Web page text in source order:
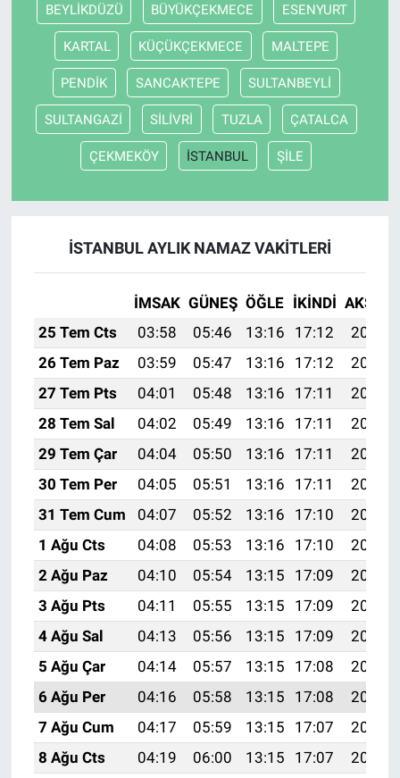
BEYLİKDÜZÜ BÜYÜKÇEKMECE ESENYURT
KARTAL KÜÇÜKÇEKMECE MALTEPE
PENDİK SANCAKTEPE SULTANBEYLİ
SULTANGAZİ SİLİVRİ TUZLA ÇATALCA
ÇEKMEKÖY İSTANBUL ŞİLE
İSTANBUL AYLIK NAMAZ VAKITLERI
İMSAK GÜNEŞ ÖĞLE İKINDI AKŞAM
25 Tem Cts
03:58 05:46 13:16 17:12
20:35
26 Tem Paz
03:59 05:47 13:16 17:12
20:34
27 Tem Pts
04:01 05:48 13:16 17:11
20:33
28 Tem Sal
04:02 05:49 13:16 17:11
20:32
29 Tem Çar
04:04 05:50 13:16 17:11
20:31
30 Tem Per
04:05 05:51 13:16 17:11
20:30
31 Tem Cum
04:07 05:52 13:16 17:10
20:29
1 Ağu Cts
04:08 05:53 13:16 17:10
20:28
2 Ağu Paz
04:10 05:54 13:15 17:09
20:27
3 Ağu Pts
04:11 05:55 13:15 17:09
20:26
4 Ağu Sal
04:13 05:56 13:15 17:09
20:25
5 Ağu Çar
04:14 05:57 13:15 17:08
20:24
6 Ağu Per
04:16 05:58 13:15 17:08
20:23
7 Ağu Cum
04:17 05:59 13:15 17:07
20:21
8 Ağu Cts
04:19 06:00 13:15 17:07
20:20